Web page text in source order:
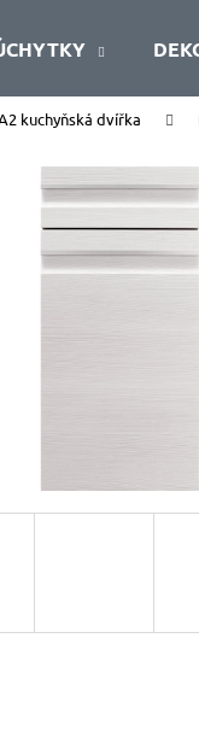
kuchyňská dvířka